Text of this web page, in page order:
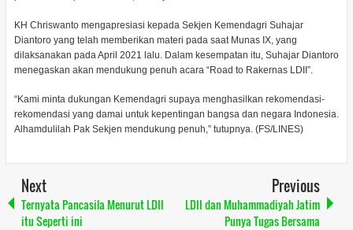
KH Chriswanto mengapresiasi kepada Sekjen Kemendagri Suhajar
Diantoro yang telah memberikan materi pada saat Munas IX, yang
dilaksanakan pada April 2021 lalu. Dalam kesempatan itu, Suhajar Diantoro
menegaskan akan mendukung penuh acara “Road to Rakernas LDII”.
“Kami minta dukungan Kemendagri supaya menghasilkan rekomendasi-
rekomendasi yang damai untuk kepentingan bangsa dan negara Indonesia.
Alhamdulilah Pak Sekjen mendukung penuh,” tutupnya. (FS/LINES)
Next
Ternyata Pancasila Menurut LDII
itu Seperti ini
Previous
LDII dan Muhammadiyah Jatim
Punya Tugas Bersama